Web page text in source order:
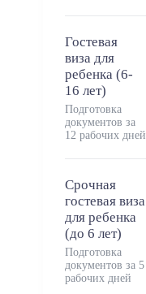
Гостевая
виза для
ребенка (6-
16 лет)
Подготовка
документов за
12 рабочих дней
Срочная
гостевая виза
для ребенка
(до 6 лет)
Подготовка
документов за 5
рабочих дней